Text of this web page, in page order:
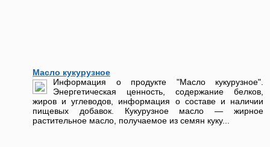
Масло кукурузное
Информация о продукте "Масло кукурузное".
Энергетическая ценность, содержание белков,
жиров и углеводов, информация о составе и наличии
пищевых добавок. Кукурузное масло — жирное
растительное масло, получаемое из семян куку...